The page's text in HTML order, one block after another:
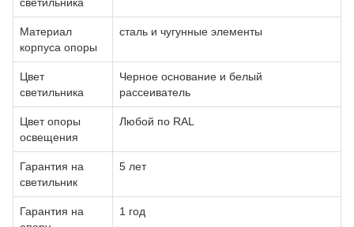
Материал
корпуса опоры
сталь и чугунные элементы
Цвет
светильника
Черное основание и белый
рассеиватель
Цвет опоры
освещения
Любой по RAL
Гарантия на
светильник
5 лет
Гарантия на
1 год